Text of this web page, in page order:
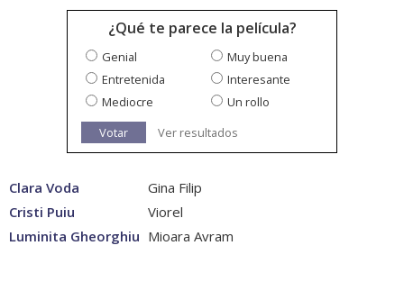
¿Qué te parece la película?
Genial
Muy buena
Entretenida
Interesante
Mediocre
Un rollo
Votar
Ver resultados
Clara Voda
Gina Filip
Cristi Puiu
Viorel
Luminita Gheorghiu Mioara Avram